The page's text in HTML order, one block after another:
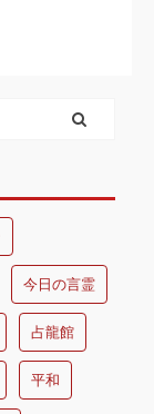
今日の言霊
占龍館
平和